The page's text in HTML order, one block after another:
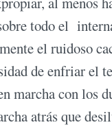
todo el
el ruidoso
de enfriar el
marcha con los
atrás que